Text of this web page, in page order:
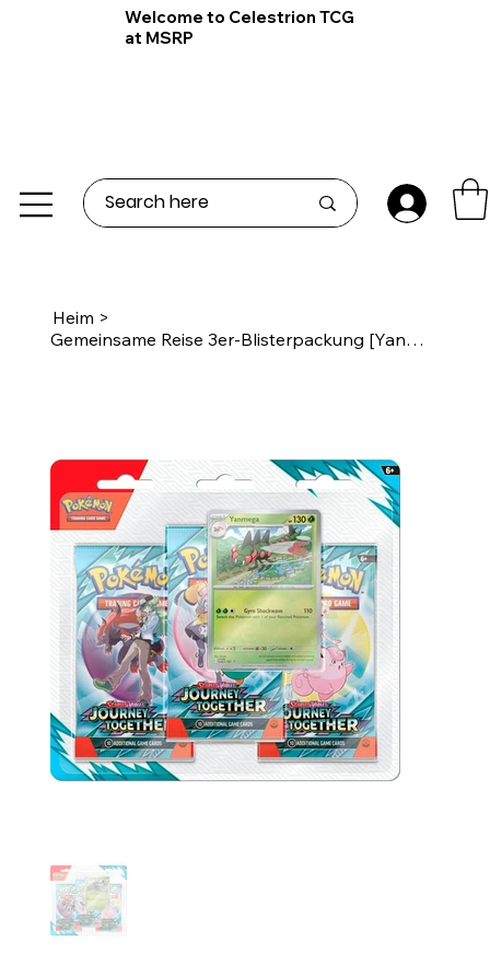
Welcome to Celestrion TCG
at MSRP
Heim >
Gemeinsame Reise 3er-Blisterpackung [Yanmega]